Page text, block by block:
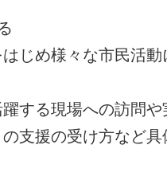
じめ様々な市民活動
する現場への訪問
支援の受け方など具